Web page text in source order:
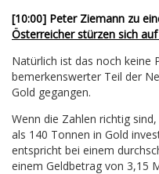
[10:00] Peter Ziemann zu
Österreicher stürzen sich
Natürlich ist das noch keine
bemerkenswerter Teil der
Gold gegangen.
Wenn die Zahlen richtig
als 140 Tonnen in Gold
entspricht bei einem
einem Geldbetrag von 3,15